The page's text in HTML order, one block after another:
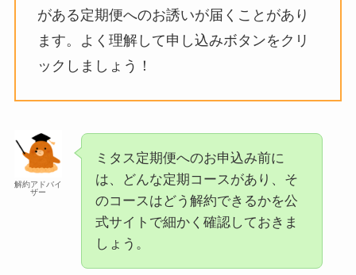
がある定期便へのお誘いが届くことがあり
ます。よく理解して申し込みボタンをクリ
ックしましょう！
解約アドバイ
ザー
ミタス定期便へのお申込み前に
は、どんな定期コースがあり、そ
のコースはどう解約できるかを公
式サイトで細かく確認しておきま
しょう。